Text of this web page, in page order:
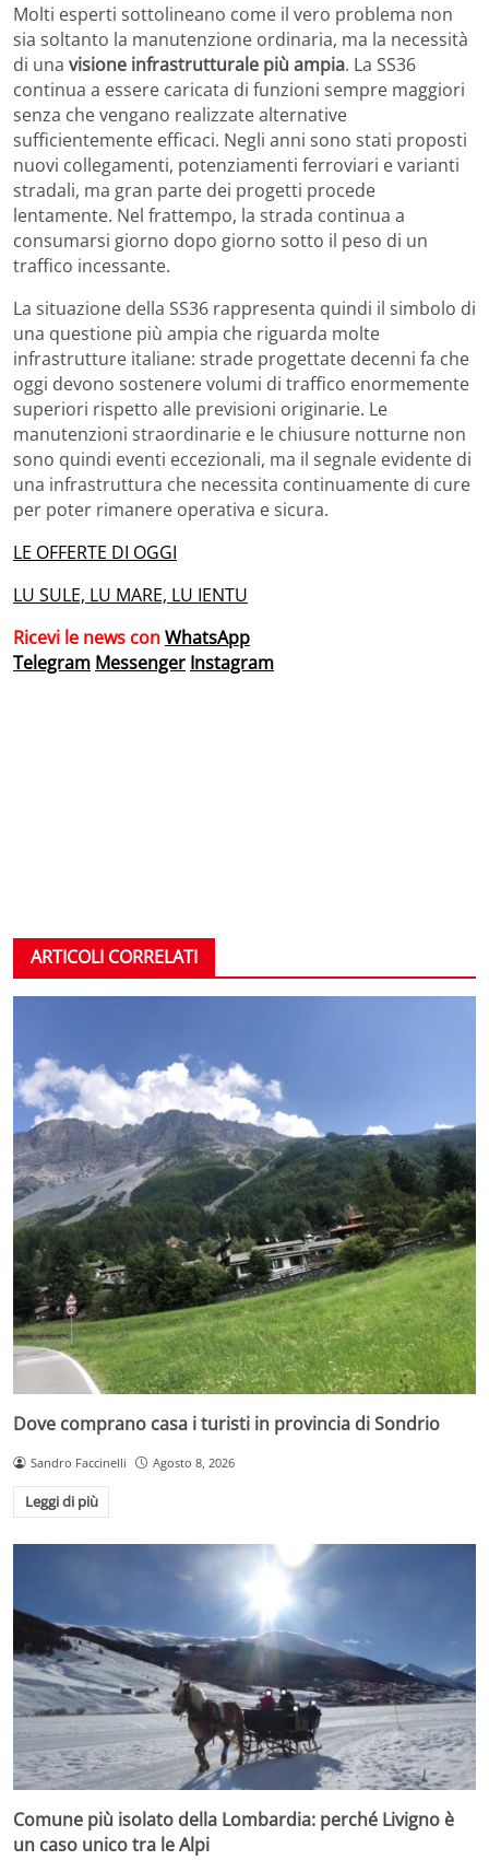
Molti esperti sottolineano come il vero problema non
sia soltanto la manutenzione ordinaria, ma la necessità
di una visione infrastrutturale più ampia. La SS36
continua a essere caricata di funzioni sempre maggiori
senza che vengano realizzate alternative
sufficientemente efficaci. Negli anni sono stati proposti
nuovi collegamenti, potenziamenti ferroviari e varianti
stradali, ma gran parte dei progetti procede
lentamente. Nel frattempo, la strada continua a
consumarsi giorno dopo giorno sotto il peso di un
traffico incessante.
La situazione della SS36 rappresenta quindi il simbolo di
una questione più ampia che riguarda molte
infrastrutture italiane: strade progettate decenni fa che
oggi devono sostenere volumi di traffico enormemente
superiori rispetto alle previsioni originarie. Le
manutenzioni straordinarie e le chiusure notturne non
sono quindi eventi eccezionali, ma il segnale evidente di
una infrastruttura che necessita continuamente di cure
per poter rimanere operativa e sicura.
LE OFFERTE DI OGGI
LU SULE, LU MARE, LU IENTU
Ricevi le news conWhatsApp
Telegram Messenger Instagram
ARTICOLI CORRELATI
Dove comprano casa i turisti in provincia di Sondrio
Sandro Faccinelli Agosto 8, 2026
Leggi di più
Comune più isolato della Lombardia: perché Livigno è
un caso unico tra le Alpi